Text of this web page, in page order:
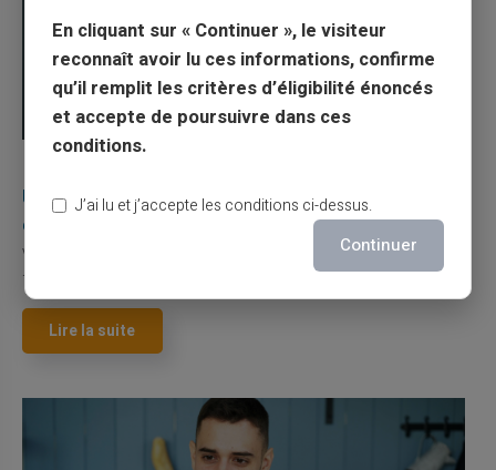
Une carte bancaire gratuite sans compte, ça
existe ?
Vous avez tapé cette recherche parce que votre banque vous
facture 50 € par an pour une carte que vo...
Lire la suite
En cliquant sur « Continuer », le visiteur
reconnaît avoir lu ces informations, confirme
qu’il remplit les critères d’éligibilité énoncés
et accepte de poursuivre dans ces
conditions.
J’ai lu et j’accepte les conditions ci-dessus.
Continuer